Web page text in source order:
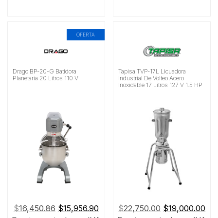
OFERTA
Drago BP-20-G Batidora
Planetaria 20 Litros 110 V
$16,450.86 El
$15,956.90El
Tapisa TVP-17L Licuadora
Industrial De Volteo Acero
Inoxidable 17 Litros 127 V 1.5 HP
$22,750.00 El
$19,000.00